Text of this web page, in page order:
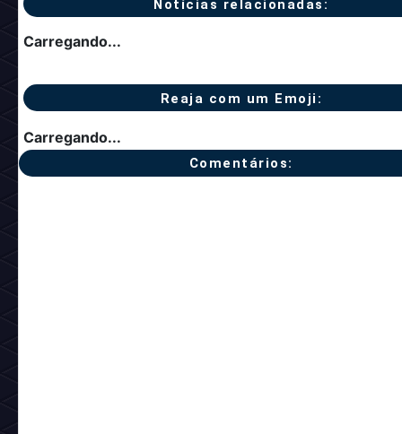
Notícias relacionadas:
Carregando...
Reaja com um Emoji:
Carregando...
Comentários: